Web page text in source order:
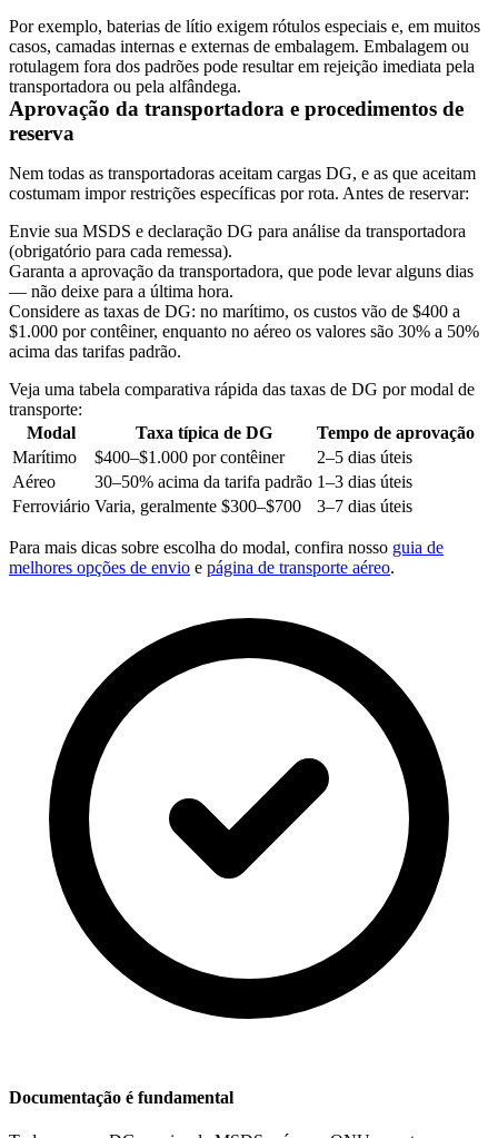
Por exemplo, baterias de lítio exigem rótulos especiais e, em muitos
casos, camadas internas e externas de embalagem. Embalagem ou
rotulagem fora dos padrões pode resultar em rejeição imediata pela
transportadora ou pela alfândega.
Aprovação da transportadora e procedimentos de
reserva
Nem todas as transportadoras aceitam cargas DG, e as que aceitam
costumam impor restrições específicas por rota. Antes de reservar:
Envie sua MSDS e declaração DG para análise da transportadora
(obrigatório para cada remessa).
Garanta a aprovação da transportadora, que pode levar alguns dias
— não deixe para a última hora.
Considere as taxas de DG: no marítimo, os custos vão de $400 a
$1.000 por contêiner, enquanto no aéreo os valores são 30% a 50%
acima das tarifas padrão.
Veja uma tabela comparativa rápida das taxas de DG por modal de
transporte:
Modal
Taxa típica de DG
Tempo de aprovação
Marítimo
$400–$1.000 por contêiner
2–5 dias úteis
Aéreo
30–50% acima da tarifa padrão 1–3 dias úteis
Ferroviário Varia, geralmente $300–$700 3–7 dias úteis
Para mais dicas sobre escolha do modal, confira nosso guia de
melhores opções de envio e página de transporte aéreo.
Documentação é fundamental